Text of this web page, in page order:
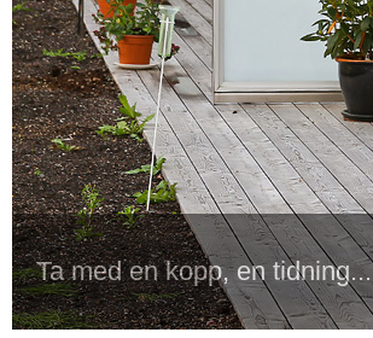
Ta med en kopp, en tidning...